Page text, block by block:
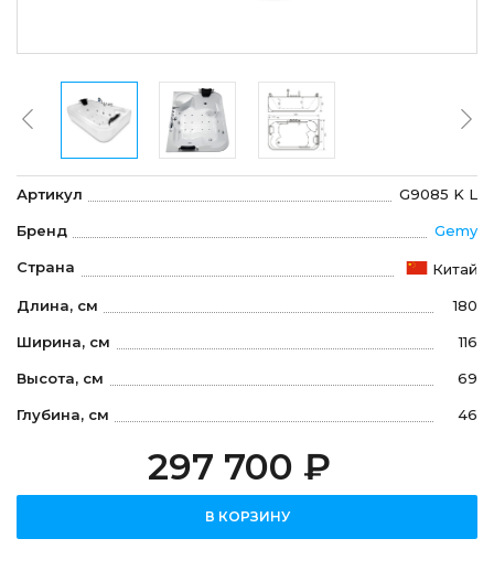
Артикул G9085 K L
Бренд Gemy
Страна Китай
Длина, см 180
Ширина, см 116
Высота, см 69
Глубина, см 46
297 700 ₽
В КОРЗИНУ